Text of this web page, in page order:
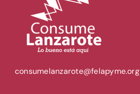
consumelanzarote@felapyme.org